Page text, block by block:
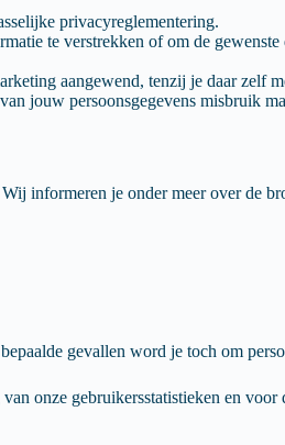
privacyreglementering.
te verstrekken of om de
aangewend, tenzij je daar zelf
jouw persoonsgegevens misbruik
je onder meer over de
gevallen word je toch om
onze gebruikersstatistieken en